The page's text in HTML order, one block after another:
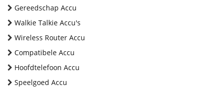
Gereedschap Accu
Walkie Talkie Accu's
Wireless Router Accu
Compatibele Accu
Hoofdtelefoon Accu
Speelgoed Accu